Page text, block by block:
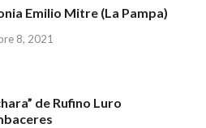
Emilio Mitre (La Pampa)
8, 2021
de Rufino Luro